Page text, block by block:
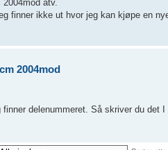
atv.
finner ikke ut hvor jeg kan kjøpe en
2004mod
finner delenummeret. Så skriver du det